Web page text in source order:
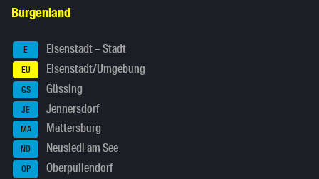
Burgenland
E Eisenstadt – Stadt
EU Eisenstadt/Umgebung
GS Güssing
JE Jennersdorf
MA Mattersburg
ND Neusiedl am See
OP Oberpullendorf